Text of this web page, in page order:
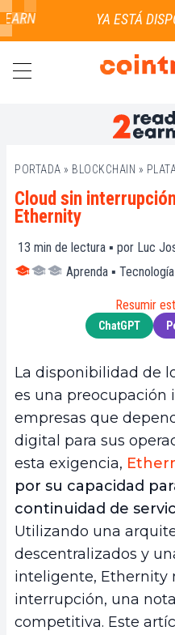
PORTADA » BLOCKCHAIN »
Cloud sin
Ethernity
13 min de lectura ▪ por Luc
Aprenda ▪
Resumir
ChatGPT
La disponibilidad de
es una preocupación
empresas que
digital para sus
esta exigencia,
por su capacidad
continuidad de
Utilizando una
descentralizados y
inteligente, Ethernity
interrupción, una
competitiva. Este